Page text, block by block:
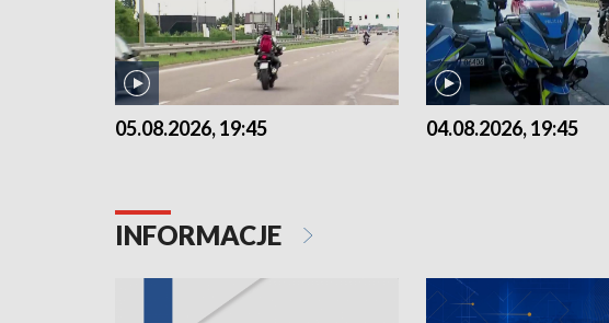
05.08.2026, 19:45 04.08.2026, 19:45
INFORMACJE